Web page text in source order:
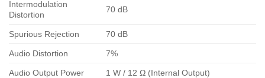
Intermodulation
Distortion
70 dB
Spurious Rejection 70 dB
Audio Distortion 7%
Audio Output Power
1 W / 12 Ω (Internal Output)